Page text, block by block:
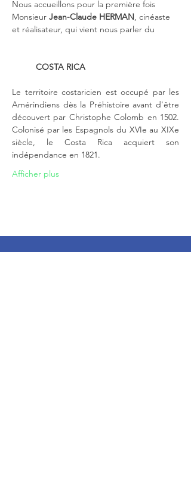
Nous accueillons pour la première fois
Monsieur Jean-Claude HERMAN, cinéaste
et réalisateur, qui vient nous parler du
COSTA RICA
Le territoire costaricien est occupé par les
Amérindiens dès la Préhistoire avant d'être
découvert par Christophe Colomb en 1502.
Colonisé par les Espagnols du XVIe au XIXe
siècle, le Costa Rica acquiert son
indépendance en 1821.
Afficher plus